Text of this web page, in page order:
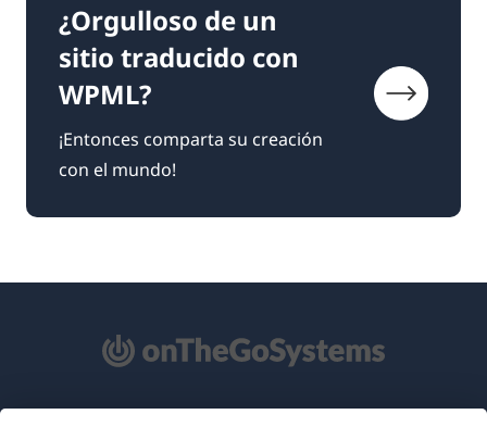
¿Orgulloso de un
sitio traducido con
WPML?
¡Entonces comparta su creación
con el mundo!